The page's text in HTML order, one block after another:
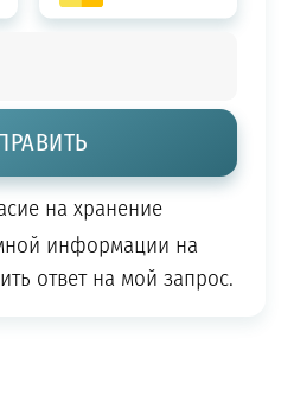
на хранение
информации на
ответ на мой запрос.